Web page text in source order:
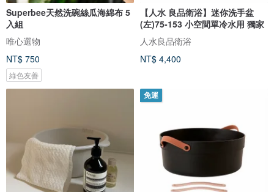
Superbee天然洗碗絲瓜海綿布 5
入組
唯心選物
NT$ 750
綠色友善
【人水 良品衛浴】迷你洗手盆
(左)75-153 小空間單冷水用 獨家
人水良品衛浴
NT$ 4,400
免運